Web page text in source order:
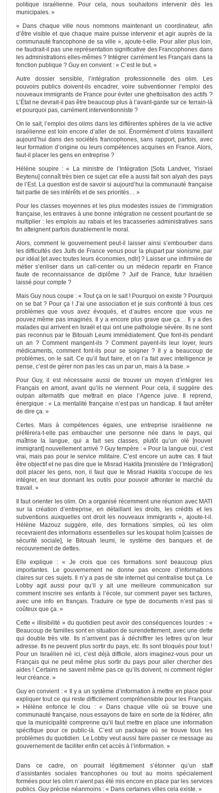
politique israélienne. Pour cela, nous souhaitons intervenir dès les
municipales. »
« Dans chaque ville nous nommons maintenant un coordinateur, afin
d’être visible et que chaque maire puisse intervenir et agir auprès de la
communauté francophone de sa ville », ajoute-t-elle. Pour aller plus loin,
ne faudrait-il pas une représentation significative des Francophones dans
les administrations elles-mêmes ? Intégrer carrément les Français dans la
fonction publique ? Guy en convient : « C’est le but. »
Autre dossier sensible, l’intégration professionnelle des olim. Les
pouvoirs publics doivent-ils encadrer, voire subventionner l’emploi des
nouveaux immigrants de France pour éviter une ghettoïsation des actifs ?
L’État ne devrait-il pas être beaucoup plus à l’avant-garde sur ce terrain-là
et pourquoi pas, carrément interventionniste ?
On le sait, l’emploi des olims dans les différentes sphères de la vie active
israélienne est loin encore d’aller de soi. Énormément d’olims travaillent
aujourd’hui dans des sociétés francophones, sans rapport, parfois, avec
leur formation d’origine ou leurs compétences acquises en France. Alors,
faut-il placer les gens en entreprise ?
Hélène soupire : « La ministre de l’Intégration [Sofa Landver, Yisrael
Beytenu] connaît très bien ce sujet car elle a aussi fait son alyah des pays
de l’Est. La question est de savoir si aujourd’hui la communauté française
fait partie de ses intérêts et de ses priorités… »
Pour les classes moyennes et les plus modestes issues de l’immigration
française, les entraves à une bonne intégration ne cessent pourtant de se
multiplier : les emplois au rabais et les tracasseries administratives sans
fin atteignent parfois durablement le moral.
Alors, comment le gouvernement peut-il laisser ainsi s’embourber dans
les difficultés des Juifs de France venus pour la plupart par sionisme, par
pur idéal [et avec toutes leurs économies, ndlr] ? Laisser une infirmière de
métier s’enliser dans un call-center ou un médecin repartir en France
faute de reconnaissance de diplôme ? Juif de France, futur Israélien
laissé pour compte ?
Mais Guy nous coupe : « Tout ça on le sait ! Pourquoi on existe ? Pourquoi
on se bat ? Pour ça ! J’ai une association et je suis confronté à tous ces
problèmes que vous avez évoqués, et d’autres encore que vous ne
pouvez même pas imaginés. Il y a encore plus grave que ça… Il y a des
malades qui arrivent en Israël et qui ont une pathologie sévère. Ils ne sont
pas reconnus par le Bitouah Leumi immédiatement. Que font-ils pendant
un an ? Comment mangent-ils ? Comment payent-ils leur loyer, leurs
médicaments, comment font-ils pour se soigner ? Il y a beaucoup de
problèmes, on le sait. Ce qu’il faut faire, et on l’a fait avec intelligence je
pense, c’est de gérer non pas les cas un par un, mais à la base. »
Pour Guy, il est nécessaire aussi de trouver un moyen d’intégrer les
Français en amont, avant qu’ils ne viennent. Pour cela, il suggère des
oulpan alternatifs que mettrait en place l’Agence juive. Il reprend,
énergique : « La mentalité française n’est pas un handicap. Il faut arrêter
de dire ça. »
Certes. Mais à compétences égales, une entreprise israélienne ne
préférera-t-elle pas embaucher une personne née dans le pays, qui
maîtrise la langue, qui a fait ses classes, plutôt qu’un olé [nouvel
immigrant] nouvellement arrivé ? Guy tempère : « Pour la langue oui, c’est
vrai, mais pas pour le service militaire. C’est encore un autre cas. Il faut
être objectif et ne pas dire que le Misrad Haklita [ministère de l’Intégration]
doit placer les gens, non, il faut que le Misrad Haklita s’occupe de les
intégrer, en leur donnant les outils pour pouvoir affronter le marché du
travail. »
Il faut orienter les olim. On a organisé récemment une réunion avec MATI
sur la création d’entreprise, en détaillant les droits, les crédits et les
subventions auxquelles ont droit les nouveaux immigrants », ajoute-t-il.
Hélène Mazouz suggère, elle, des formations simples, où les olim
recevraient des informations essentielles sur les koupat holim [caisses de
sécurité sociale], le Bitouah leumi, le système des banques et de
recouvrement de dettes.
Elle explique : « Je crois que ces formations sont beaucoup plus
importantes. Le gouvernement ne donne pas encore d’informations
claires sur ces sujets. Il n’y a pas de site internet qui centralise tout ça. Le
Lobby agit aussi pour qu’il y ait une meilleure communication sur
comment inscrire ses enfants à l’école, sur comment payer ses factures,
avec une info en français. Traduire ce type de documents n’est pas si
coûteux que ça. »
Cette « illisibilité » du quotidien peut avoir des conséquences lourdes : «
Beaucoup de familles sont en situation de surendettement, avec une dette
qui double très vite. Ils n’arrivent pas à déchiffrer les lettres qu’on leur
adresse. Ils ne peuvent plus sortir du pays, etc. Ils sont bloqués pour tout !
Pour un Israélien né ici, c’est déjà difficile, alors imaginez-vous pour un
Français qui ne peut même plus sortir du pays pour aller chercher des
aides ! Certains ne savent même pas ce qu’ils doivent, ni comment régler
leur créance. »
Guy en convient : « Il y a un système d’information à mettre en place pour
expliquer tout ce qui reste difficilement compréhensible pour les Français.
» Hélène enfonce le clou : « Dans chaque ville où se trouve une
communauté française, nous essayons de faire en sorte de la fédérer, afin
que la municipalité comprenne qu’il faut mettre en place une information
spécifique pour ce public-là. C’est un package où se trouve tous les
problèmes du quotidien. Le Lobby veut aussi faire passer ce message au
gouvernement de faciliter enfin cet accès à l’information. »
Dans ce cadre, on pourrait légitimement s’étonner qu’un staff
d’assistantes sociales francophones ou tout au moins spécialement
formées pour les olim n’aient pas été mis encore en place par les services
publics. Guy précise néanmoins : « Dans certaines villes cela existe. »